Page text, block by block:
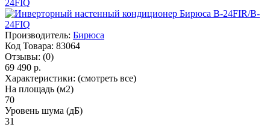
Производитель: Бирюса
Код Товара: 83064
Отзывы: (0)
69 490 р.
Характеристики: (смотреть все)
На площадь (м2)
70
Уровень шума (дБ)
31